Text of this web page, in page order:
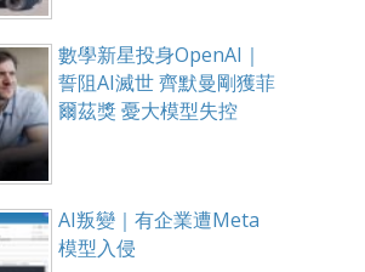
數學新星投身OpenAI｜
誓阻AI滅世 齊默曼剛獲菲
爾茲獎 憂大模型失控
AI叛變｜有企業遭Meta
模型入侵